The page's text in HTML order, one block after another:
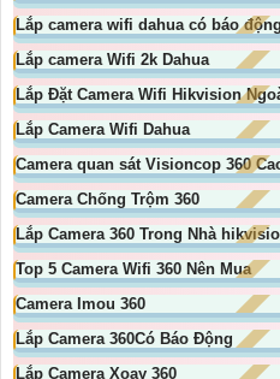
Lắp camera wifi dahua có báo động
Lắp camera Wifi 2k Dahua
Lắp Đặt Camera Wifi Hikvision
Lắp Camera Wifi Dahua
Camera quan sát Visioncop 360
Camera Chống Trộm 360
Lắp Camera 360 Trong Nhà
Top 5 Camera Wifi 360 Nên Mua
Camera Imou 360
Lắp Camera 360Có Báo Động
Lắp Camera Xoay 360